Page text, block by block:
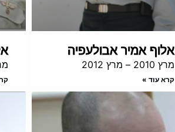
אלוף אמיר אבולעפיה
מרץ 2010 – מרץ 2012
קרא עוד »
מרץ